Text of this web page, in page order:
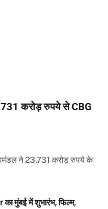
करोड़ रुपये से CBG
ने 23,731 करोड़ रुपये के
मुंबई में शुभारंभ, फिल्म,